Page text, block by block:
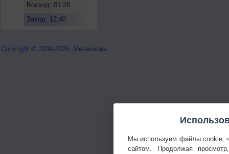
Восход: 01:28
Заход: 12:40
Copyright © 2009-2026, Метеонова
Мы используем файлы cookie,
сайтом. Продолжая